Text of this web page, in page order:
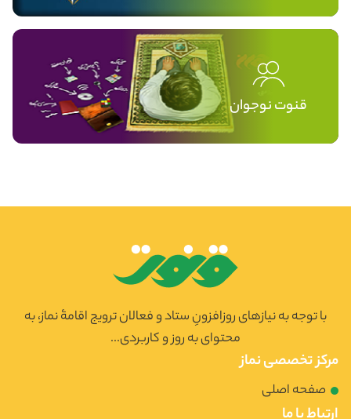
قنوت نوجوان
با توجه به نیازهای روزافزونِ ستاد و فعالان ترویج اقامۀ نماز، به
محتوای به روز و کاربردی...
مرکز تخصصی نماز
صفحه اصلی